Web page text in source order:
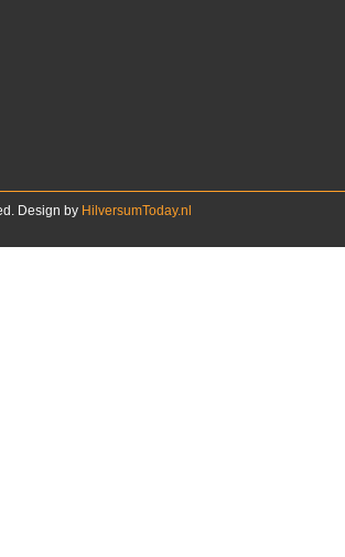
Design by HilversumToday.nl